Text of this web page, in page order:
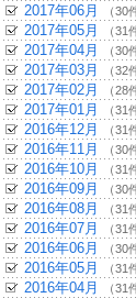
2017年06月 （30
2017年05月 （31
2017年04月 （30
2017年03月 （32
2017年02月 （28
2017年01月 （31
2016年12月 （31
2016年11月 （30
2016年10月 （31
2016年09月 （30
2016年08月 （31
2016年07月 （31
2016年06月 （30
2016年05月 （31
2016年04月 （31